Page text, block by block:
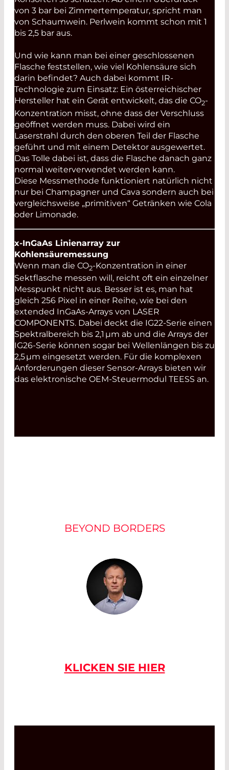
von 3 bar bei Zimmertemperatur, spricht man
von Schaumwein. Perlwein kommt schon mit 1
bis 2,5 bar aus.
Und wie kann man bei einer geschlossenen
Flasche feststellen, wie viel Kohlensäure sich
darin befindet? Auch dabei kommt IR-
Technologie zum Einsatz: Ein österreichischer
Hersteller hat ein Gerät entwickelt, das die CO2-
Konzentration misst, ohne dass der Verschluss
geöffnet werden muss. Dabei wird ein
Laserstrahl durch den oberen Teil der Flasche
geführt und mit einem Detektor ausgewertet.
Das Tolle dabei ist, dass die Flasche danach ganz
normal weiterverwendet werden kann.
Diese Messmethode funktioniert natürlich nicht
nur bei Champagner und Cava sondern auch bei
vergleichsweise „primitiven“ Getränken wie Cola
oder Limonade.
x-InGaAs Linienarray zur
Kohlensäuremessung
Wenn man die CO2-Konzentration in einer
Sektflasche messen will, reicht oft ein einzelner
Messpunkt nicht aus. Besser ist es, man hat
gleich 256 Pixel in einer Reihe, wie bei den
extended InGaAs-Arrays von LASER
COMPONENTS. Dabei deckt die IG22-Serie einen
Spektral­bereich bis 2,1 µm ab und die Arrays der
IG26-Serie können sogar bei Wellenlängen bis zu
2,5 µm eingesetzt werden. Für die komplexen
Anforderungen dieser Sensor-Arrays bieten wir
das elektronische OEM-Steuermodul TEESS an.
BEYOND BORDERS
KLICKEN SIE HIER